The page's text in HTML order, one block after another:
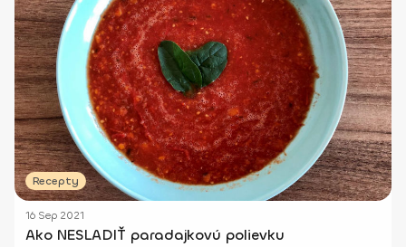
Recepty
16 Sep 2021
Ako NESLADIŤ paradajkovú polievku